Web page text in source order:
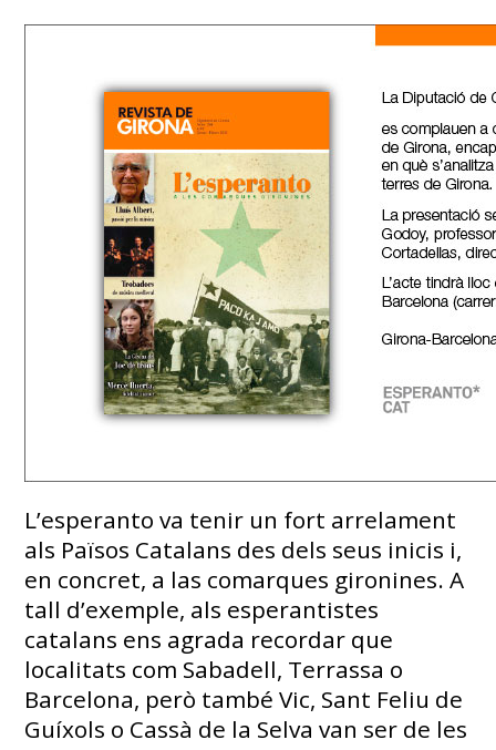
L’esperanto va tenir un fort arrelament
als Països Catalans des dels seus inicis i,
en concret, a las comarques gironines. A
tall d’exemple, als esperantistes
catalans ens agrada recordar que
localitats com Sabadell, Terrassa o
Barcelona, però també Vic, Sant Feliu de
Guíxols o Cassà de la Selva van ser de les